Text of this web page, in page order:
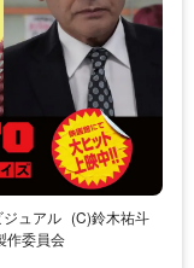
ュアル (C)鈴木祐斗
作委員会